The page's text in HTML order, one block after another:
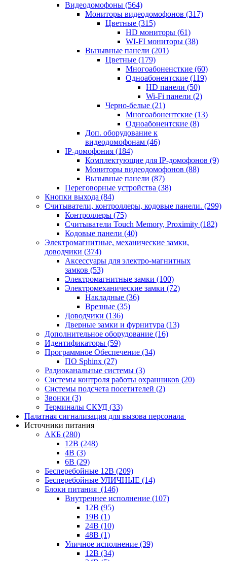
Видеодомофоны (564)
Мониторы видеодомофонов (317)
Цветные (315)
HD мониторы (61)
WI-FI мониторы (38)
Вызывные панели (201)
Цветные (179)
Многоабоненсткие (60)
Одноабонентские (119)
HD панели (50)
Wi-Fi панели (2)
Черно-белые (21)
Многоабонентские (13)
Одноабонентские (8)
Доп. оборудование к
видеодомофонам (46)
IP-домофония (184)
Комплектующие для IP-домофонов (9)
Мониторы видеодомофонов (88)
Вызывные панели (87)
Переговорные устройства (38)
Кнопки выхода (84)
Считыватели, контроллеры, кодовые панели. (299)
Контроллеры (75)
Считыватели Touch Memory, Proximity (182)
Кодовые панели (40)
Электромагнитные, механические замки,
доводчики (374)
Аксессуары для электро-магнитных
замков (53)
Электромагнитные замки (100)
Электромеханические замки (72)
Накладные (36)
Врезные (35)
Доводчики (136)
Дверные замки и фурнитура (13)
Дополнительное оборудование (16)
Идентификаторы (59)
Программное Обеспечение (34)
ПО Sphinx (27)
Радиоканальные системы (3)
Системы контроля работы охранников (20)
Системы подсчета посетителей (2)
Звонки (3)
Терминалы СКУД (33)
Палатная сигнализация для вызова персонала
Источники питания
АКБ (280)
12В (248)
4В (3)
6В (29)
Бесперебойные 12В (209)
Бесперебойные УЛИЧНЫЕ (14)
Блоки питания (146)
Внутреннее исполнение (107)
12В (95)
19В (1)
24В (10)
48В (1)
Уличное исполнение (39)
12В (34)